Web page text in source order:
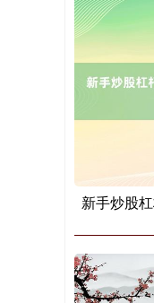
北证50
新手炒股